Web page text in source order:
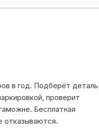
в год. Подберёт деталь
проверит
Бесплатная
отказываются.